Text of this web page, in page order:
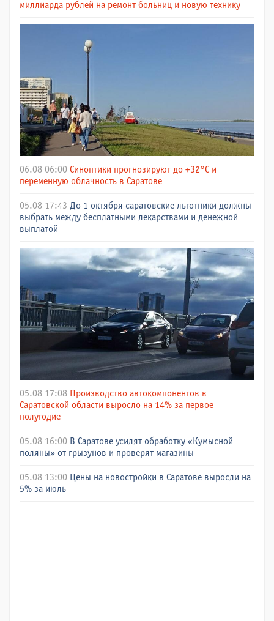
миллиарда рублей на ремонт больниц и новую технику
06.08 06:00 Синоптики прогнозируют до +32°C и
переменную облачность в Саратове
05.08 17:43 До 1 октября саратовские льготники должны
выбрать между бесплатными лекарствами и денежной
выплатой
05.08 17:08 Производство автокомпонентов в
Саратовской области выросло на 14% за первое
полугодие
05.08 16:00 В Саратове усилят обработку «Кумысной
поляны» от грызунов и проверят магазины
05.08 13:00
Цены на новостройки в Саратове выросли на
5% за июль